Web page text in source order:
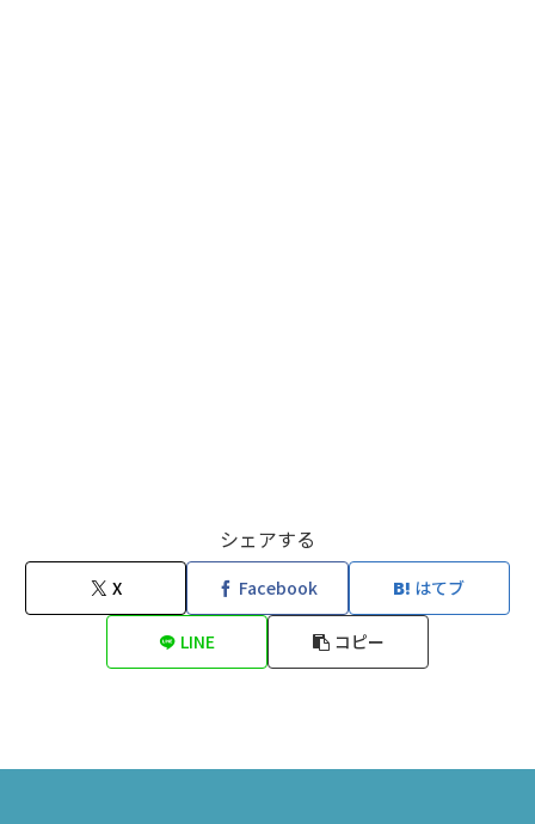
シェアする
X Facebook はてブ
LINE コピー